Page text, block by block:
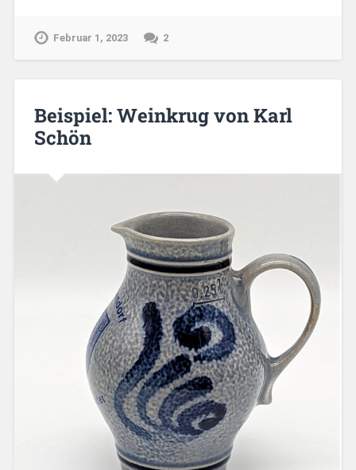
Februar 1, 2023 2
Beispiel: Weinkrug von Karl
Schön